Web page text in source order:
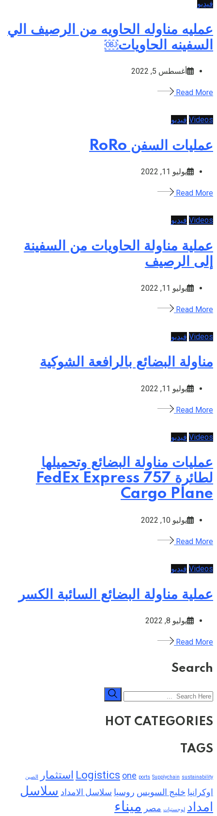
فيديو
عمليه مناوله الحاويه من الرصيف الي
السفينه الحاويات￼
أغسطس 5, 2022
Read More
Videos فيديو
عمليات السفن RoRo
يوليو 11, 2022
Read More
Videos فيديو
عملية مناولة الحاويات من السفينة
إلى الرصيف
يوليو 11, 2022
Read More
Videos فيديو
مناولة البضائع بالرافعة الشوكية
يوليو 11, 2022
Read More
Videos فيديو
عمليات مناولة البضائع وتحميلها
لطائرة 757 FedEx Express
Cargo Plane
يوليو 10, 2022
Read More
Videos فيديو
عملية مناولة البضائع السائبة الكسر
يوليو 8, 2022
Read More
Search
HOT CATEGORIES
TAGS
Logistics one ports Supplychain sustainability استثمار الصين
اوكرانيا خليج السويس روسيا سلاسل الامداد سلاسل
امداد لوجستيات مصر ميناء